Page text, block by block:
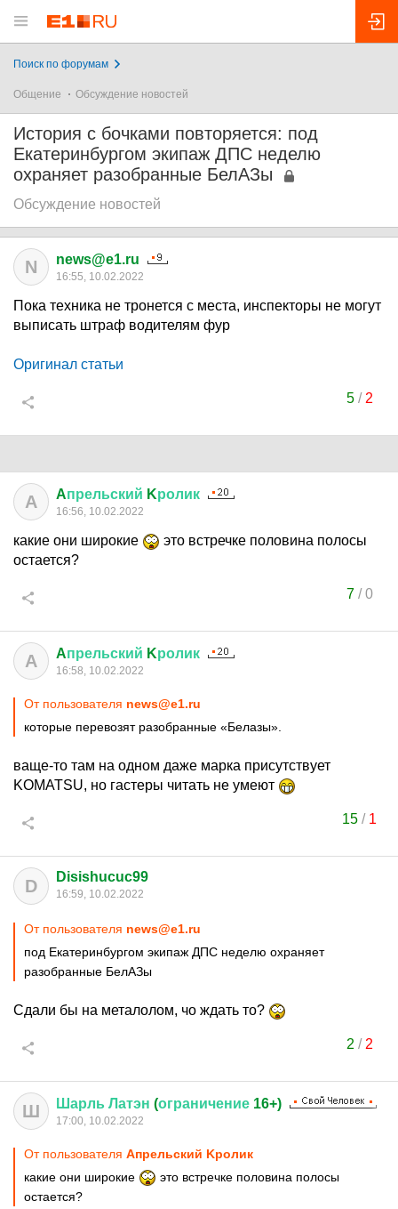
Поиск по форумам
Общение Обсуждение новостей
История с бочками повторяется: под
Екатеринбургом экипаж ДПС неделю
охраняет разобранные БелАЗы
Обсуждение новостей
N news@e1.ru
16:55, 10.02.2022
Пока техника не тронется с места, инспекторы не могут
выписать штраф водителям фур
Оригинал статьи
5/ 2
A Aпрельский Kролик
16:56, 10.02.2022
какие они широкие
это встречке половина полосы
остается?
7/0
A Aпрельский Kролик
16:58, 10.02.2022
От пользователя news@e1.ru
которые перевозят разобранные «Белазы».
ваще-то там на одном даже марка присутствует
KOMATSU, но гастеры читать не умеют
15 / 1
D Disishucuc99
16:59, 10.02.2022
От пользователя news@e1.ru
под Екатеринбургом экипаж ДПС неделю охраняет
разобранные БелАЗы
Сдали бы на металолом, чо ждать то?
2 / 2
Ш Шарль Латэн (ограничение 16+)
17:00, 10.02.2022
От пользователя Aпрельский Kролик
какие они широкие
это встречке половина полосы
остается?